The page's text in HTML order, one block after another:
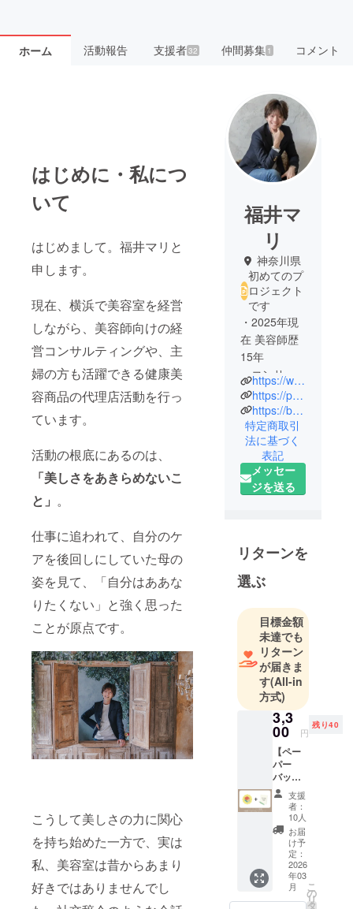
ホーム 活動報告 支援者32 仲間募集 1 コメント
はじめに・私につ
いて
はじめまして。福井マリと
申します。
現在、横浜で美容室を経営
しながら、美容師向けの経
営コンサルティングや、主
婦の方も活躍できる健康美
容商品の代理店活動を行っ
ています。
活動の根底にあるのは、
「美しさをあきらめないこ
と」 。
仕事に追われて、自分のケ
アを後回しにしていた母の
姿を見て、「自分はああな
りたくない」と強く思った
ことが原点です。
こうして美しさの力に関心
を持ち始めた一方で、実は
私、美容室は昔からあまり
好きではありませんでし
福井マ
リ
神奈川県
初めてのプ
ロジェクト
です
・2025年現
在 美容師歴
15年
・コンサル/
セミナー講
師/健康美容
代理店/動画
編集者とマ
ルチに活動
・神奈川大
手サロン〜
副店長や
店舗立ち上
げ6店舗経験
教育にも力
を入れ
生産性0の
アシスタン
トを0→50万
→80万と導
・自身の平
均総単価
￥9,900前後
→￥22,000
前後(業界
TOPクラス)
自己最高
総単価
https://www.instagram.com/peeehman/
https://peeeehman2.my.canva.site/1
https://beauty.hotpepper.jp/slnH000742758/
特定商取引
法に基づく
表記
メッセー
ジを送る
リターンを
選ぶ
目標金額
未達でも
リターン
が届きま
す(All-in
方式)
3,3
00 円
残り40
【ペー
パー
バック
書籍】
をお届
けしま
す。 書
籍「目
覚め
よ、美
容師！
ビジネ
ス荒野
支援
者：
10人
お届
け予
定：
2026
年03
月
こ
の
リ
タ